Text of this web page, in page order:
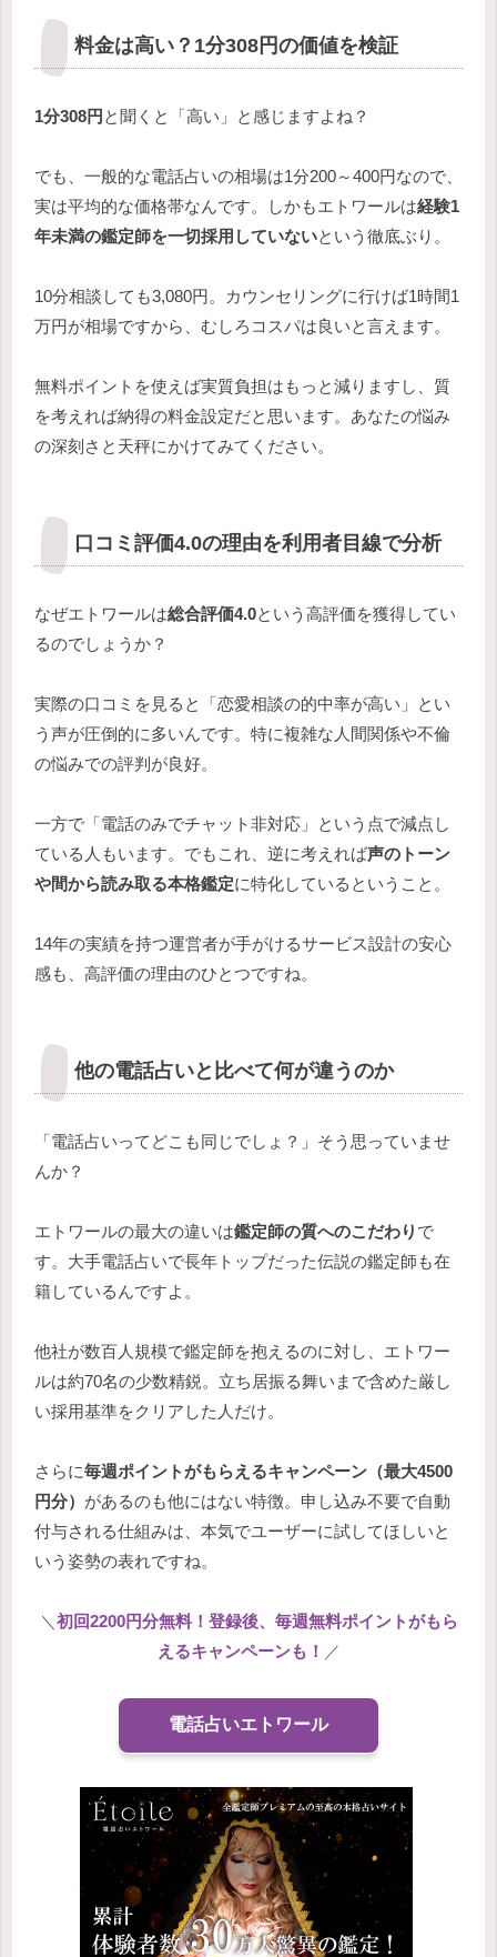
料金は高い？1分308円の価値を検証
1分308円 と聞くと「高い」と感じますよね？
でも、一般的な電話占いの相場は1分200～400円なので、
実は平均的な価格帯なんです。しかもエトワールは経験1
年未満の鑑定師を一切採用していないという徹底ぶり。
10分相談しても3,080円。カウンセリングに行けば1時間1
万円が相場ですから、むしろコスパは良いと言えます。
無料ポイントを使えば実質負担はもっと減りますし、質
を考えれば納得の料金設定だと思います。あなたの悩み
の深刻さと天秤にかけてみてください。
口コミ評価4.0の理由を利用者目線で分析
なぜエトワールは総合評価4.0という高評価を獲得してい
るのでしょうか？
実際の口コミを見ると「恋愛相談の的中率が高い」とい
う声が圧倒的に多いんです。特に複雑な人間関係や不倫
の悩みでの評判が良好。
一方で「電話のみでチャット非対応」という点で減点し
ている人もいます。でもこれ、逆に考えれば声のトーン
や間から読み取る本格鑑定に特化しているということ。
14年の実績を持つ運営者が手がけるサービス設計の安心
感も、高評価の理由のひとつですね。
他の電話占いと比べて何が違うのか
「電話占いってどこも同じでしょ？」そう思っていませ
んか？
エトワールの最大の違いは鑑定師の質へのこだわり で
す。大手電話占いで長年トップだった伝説の鑑定師も在
籍しているんですよ。
他社が数百人規模で鑑定師を抱えるのに対し、エトワー
ルは約70名の少数精鋭。立ち居振る舞いまで含めた厳し
い採用基準をクリアした人だけ。
さらに毎週ポイントがもらえるキャンペーン（最大4500
円分） があるのも他にはない特徴。申し込み不要で自動
付与される仕組みは、本気でユーザーに試してほしいと
いう姿勢の表れですね。
＼ 初回2200円分無料！登録後、毎週無料ポイントがもら
えるキャンペーンも！ ／
電話占いエトワール